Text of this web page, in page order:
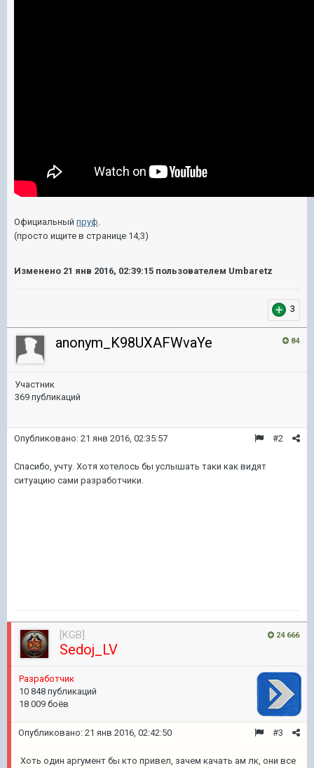
Официальный пруф
(просто ищите в странице 14,3)
Изменено 21 янв 2016, 02:39:15 пользователем Umbaretz
3
84
anonym_K98UXAFWvaYe
Участник
369 публикаций
#2
Опубликовано: 21 янв 2016, 02:35:57
Спасибо, учту. Хотя хотелось бы услышать таки как видят
ситуацию сами разработчики.
24 666
[KGB]
Sedoj_LV
Pазработчик
10 848 публикаций
18 009 боёв
#3
Опубликовано: 21 янв 2016, 02:42:50
Хоть один аргумент бы кто привел, зачем качать ам лк, они все